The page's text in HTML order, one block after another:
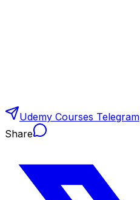
Udemy Courses Telegram
Share